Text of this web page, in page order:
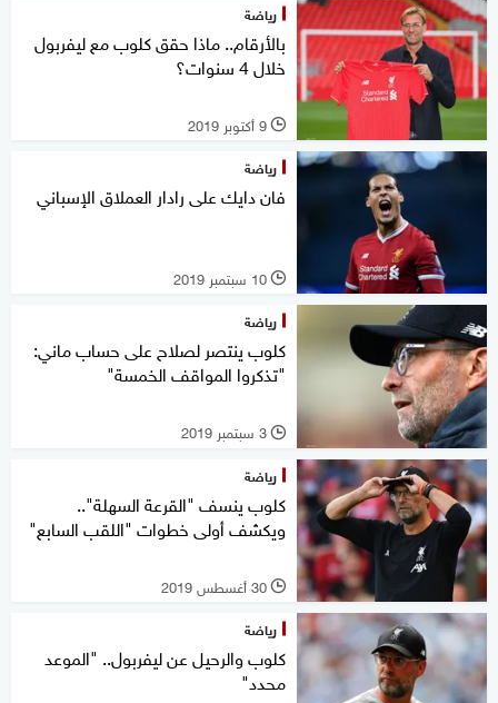
رياضة
بالأرقام.. ماذا حقق كلوب مع ليفربول
خلال 4 سنوات؟
l 9 أكتوبر 2019
رياضة
فان دايك على رادار العملاق الإسباني
l 10 سبتمبر 2019
رياضة
كلوب ينتصر لصلاح على حساب ماني:
"تذكروا المواقف الخمسة"
l 3 سبتمبر 2019
رياضة
كلوب ينسف "القرعة السهلة"..
ويكشف أولى خطوات "اللقب السابع"
l 30 أغسطس 2019
رياضة
كلوب والرحيل عن ليفربول.. "الموعد
محدد"